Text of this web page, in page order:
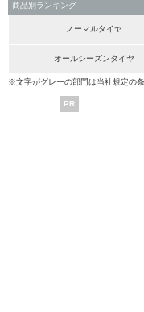
商品別ランキング
ノーマルタイヤ
オールシーズンタイヤ
※文字がグレーの部門は当社規定の
PR